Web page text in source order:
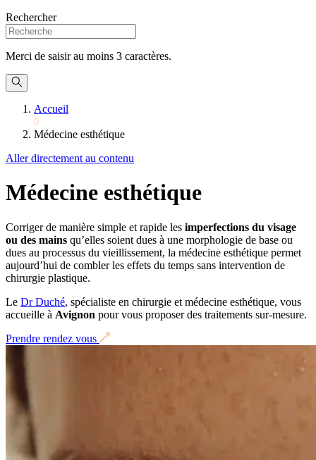
Rechercher
Merci de saisir au moins 3 caractères.
Accueil
Médecine esthétique
Aller directement au contenu
Médecine esthétique
Corriger de manière simple et rapide les imperfections du visage
ou des mains qu’elles soient dues à une morphologie de base ou
dues au processus du vieillissement, la médecine esthétique permet
aujourd’hui de combler les effets du temps sans intervention de
chirurgie plastique.
Le Dr Duché, spécialiste en chirurgie et médecine esthétique, vous
accueille à Avignon pour vous proposer des traitements sur-mesure.
Prendre rendez vous